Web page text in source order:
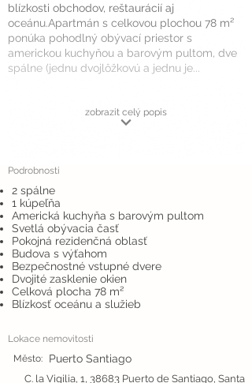
blízkosti obchodov, reštaurácií aj
oceánu.Apartmán s celkovou plochou 78 m²
ponúka pohodlný obývací priestor s
americkou kuchyňou a barovým pultom, dve
spálne (jednu dvojlôžkovú a jednu je...
zobrazit celý popis
Podrobnosti
2 spálne
1 kúpeľňa
Americká kuchyňa s barovým pultom
Svetlá obývacia časť
Pokojná rezidenčná oblasť
Budova s výťahom
Bezpečnostné vstupné dvere
Dvojité zasklenie okien
Celková plocha 78 m²
Blízkosť oceánu a služieb
Lokace nemovitosti
Město:
Puerto Santiago
C. la Vigilia, 1, 38683 Puerto de Santiago, Santa